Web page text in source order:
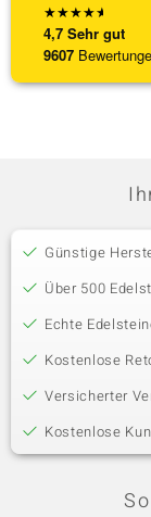
★★★★★
4,7 Sehr gut
9607
Günstige
Über 500
Echte
Kostenlose
Versicherter
Kostenlose